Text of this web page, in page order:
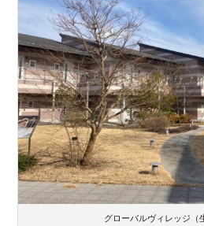
グローバルヴィレッジ（